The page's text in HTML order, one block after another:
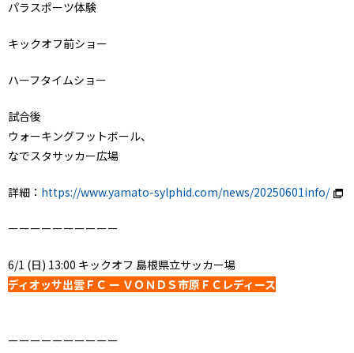
パラスポーツ体験
キックオフ前ショー
ハーフタイムショー
試合後
ウォーキングフットボール、
なでスタサッカー広場
詳細： https://www.yamato-sylphid.com/news/20250601info/
ーーーーーーーーーー
6/1 (日) 13:00 キックオフ 島根県立サッカー場
ディオッサ出雲ＦＣ ー ＶＯＮＤＳ市原ＦＣレディース
ーーーーーーーーーー